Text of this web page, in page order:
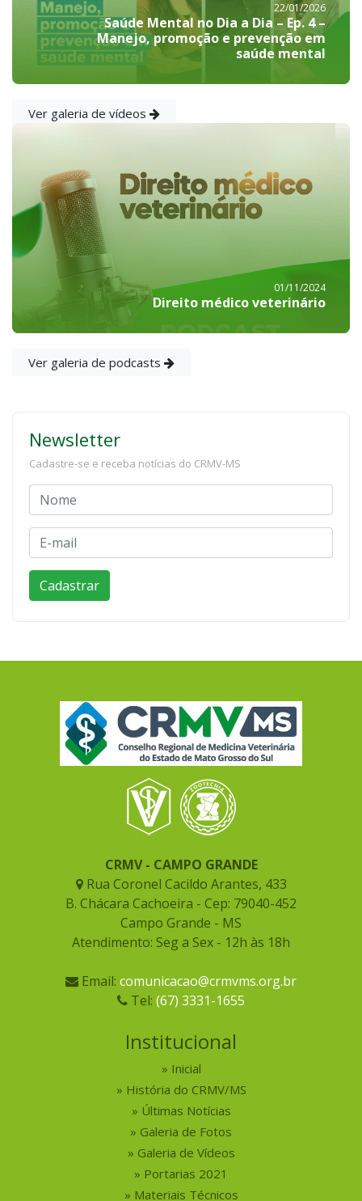
22/01/2026
Saúde Mental no Dia a Dia – Ep. 4 –
Manejo, promoção e prevenção em
saúde mental
Ver galeria de vídeos
01/11/2024
Direito médico veterinário
Ver galeria de podcasts
Newsletter
Cadastre-se e receba notícias do CRMV-MS
CRMV - CAMPO GRANDE
Rua Coronel Cacildo Arantes, 433
B. Chácara Cachoeira - Cep: 79040-452
Campo Grande - MS
Atendimento: Seg a Sex - 12h às 18h
Email: comunicacao@crmvms.org.br
Tel: (67) 3331-1655
Institucional
Inicial
História do CRMV/MS
Últimas Notícias
Galeria de Fotos
Galeria de Vídeos
Portarias 2021
Materiais Técnicos